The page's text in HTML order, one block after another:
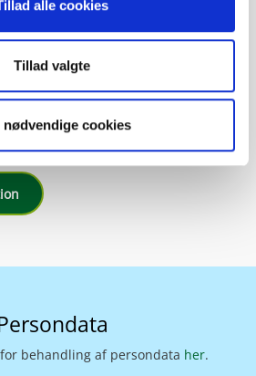
alle cookies
Tillad valgte
nødvendige cookies
anden energikilde.
dokumenteres løbende ved
danske vindmøller og med den
behandling af persondata her.